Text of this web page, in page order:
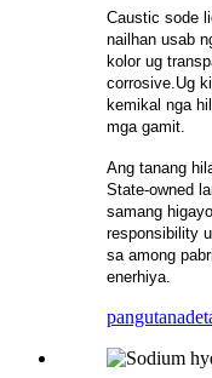
Caustic sode
nailhan usab
kolor ug
corrosive.Ug
kemikal nga
mga gamit.
Ang tanang
State-owned
samang
responsibility
sa among
enerhiya.
pangutana